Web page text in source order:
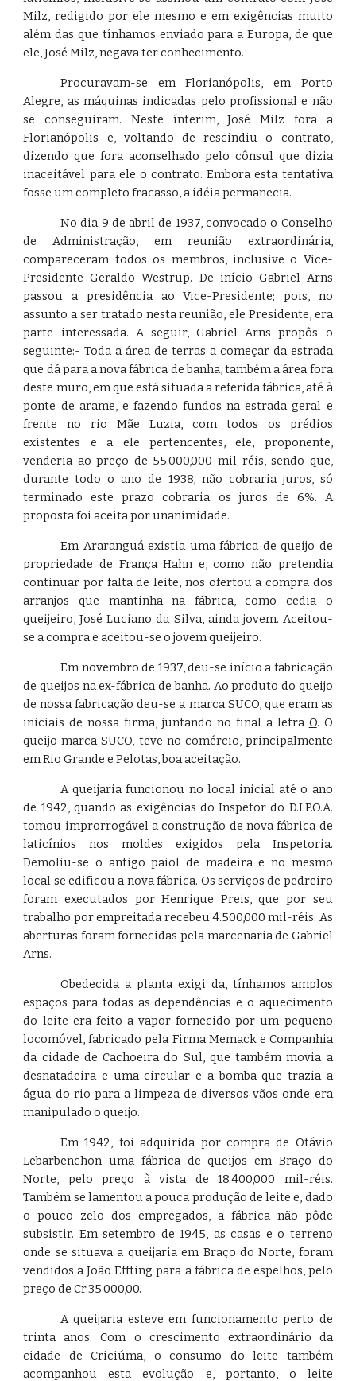
Milz, redigido por ele mesmo e em exigências muito
além das que tínhamos enviado para a Europa, de que
ele, José Milz, negava ter conhecimento.
Procuravam-se em Florianópolis, em Porto
Alegre, as máquinas indicadas pelo profissional e não
se conseguiram. Neste ínterim, José Milz fora a
Florianópolis e, voltando de rescindiu o contrato,
dizendo que fora aconselhado pelo cônsul que dizia
inaceitável para ele o contrato. Embora esta tentativa
fosse um completo fracasso, a idéia permanecia.
No dia 9 de abril de 1937, convocado o Conselho
de Administração, em reunião extraordinária,
compareceram todos os membros, inclusive o Vice-
Presidente Geraldo Westrup. De início Gabriel Arns
passou a presidência ao Vice-Presidente; pois, no
assunto a ser tratado nesta reunião, ele Presidente, era
parte interessada. A seguir, Gabriel Arns propôs o
seguinte:- Toda a área de terras a começar da estrada
que dá para a nova fábrica de banha, também a área fora
deste muro, em que está situada a referida fábrica, até à
ponte de arame, e fazendo fundos na estrada geral e
frente no rio Mãe Luzia, com todos os prédios
existentes e a ele pertencentes, ele, proponente,
venderia ao preço de 55.000,000 mil-réis, sendo que,
durante todo o ano de 1938, não cobraria juros, só
terminado este prazo cobraria os juros de 6%. A
proposta foi aceita por unanimidade.
Em Araranguá existia uma fábrica de queijo de
propriedade de França Hahn e, como não pretendia
continuar por falta de leite, nos ofertou a compra dos
arranjos que mantinha na fábrica, como cedia o
queijeiro, José Luciano da Silva, ainda jovem. Aceitou-
se a compra e aceitou-se o jovem queijeiro.
Em novembro de 1937, deu-se início a fabricação
de queijos na ex-fábrica de banha. Ao produto do queijo
de nossa fabricação deu-se a marca SUCO, que eram as
iniciais de nossa firma, juntando no final a letra O. O
queijo marca SUCO, teve no comércio, principalmente
em Rio Grande e Pelotas, boa aceitação.
A queijaria funcionou no local inicial até o ano
de 1942, quando as exigências do Inspetor do D.I.P.O.A.
tomou improrrogável a construção de nova fábrica de
laticínios nos moldes exigidos pela Inspetoria.
Demoliu-se o antigo paiol de madeira e no mesmo
local se edificou a nova fábrica. Os serviços de pedreiro
foram executados por Henrique Preis, que por seu
trabalho por empreitada recebeu 4.500,000 mil-réis. As
aberturas foram fornecidas pela marcenaria de Gabriel
Arns.
Obedecida a planta exigi da, tínhamos amplos
espaços para todas as dependências e o aquecimento
do leite era feito a vapor fornecido por um pequeno
locomóvel, fabricado pela Firma Memack e Companhia
da cidade de Cachoeira do Sul, que também movia a
desnatadeira e uma circular e a bomba que trazia a
água do rio para a limpeza de diversos vãos onde era
manipulado o queijo.
Em 1942, foi adquirida por compra de Otávio
Lebarbenchon uma fábrica de queijos em Braço do
Norte, pelo preço à vista de 18.400,000 mil-réis.
Também se lamentou a pouca produção de leite e, dado
o pouco zelo dos empregados, a fábrica não pôde
subsistir. Em setembro de 1945, as casas e o terreno
onde se situava a queijaria em Braço do Norte, foram
vendidos a João Effting para a fábrica de espelhos, pelo
preço de Cr.35.000,00.
A queijaria esteve em funcionamento perto de
trinta anos. Com o crescimento extraordinário da
cidade de Criciúma, o consumo do leite também
acompanhou esta evolução e, portanto, o leite